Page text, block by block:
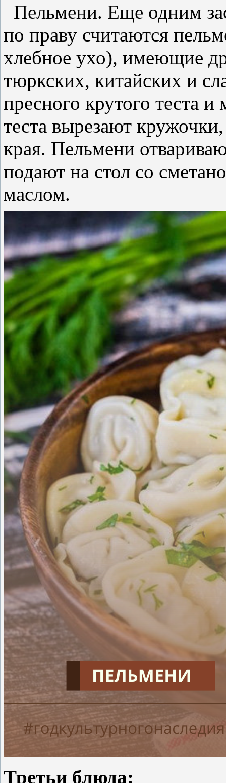
Пельмени. Еще одним
по праву считаются
хлебное ухо), имеющие
тюркских, китайских и
пресного крутого теста
теста вырезают
края. Пельмени
подают на стол со
маслом.
Третьи блюда: